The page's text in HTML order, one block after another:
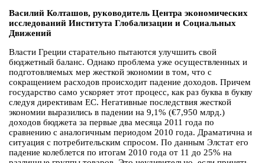
Василий Колташов, руководитель Центра экономических
исследований Института Глобализации и Социальных
Движений
Власти Греции старательно пытаются улучшить свой
бюджетный баланс. Однако проблема уже осуществленных и
подготовляемых мер жесткой экономии в том, что с
сокращением расходов происходит падение доходов. Причем
государство само ускоряет этот процесс, как раз буква в букву
следуя директивам ЕС. Негативные последствия жесткой
экономии выразились в падении на 9,1% (€7,950 млрд.)
доходов бюджета за первые два месяца 2011 года по
сравнению с аналогичным периодом 2010 года. Драматична и
ситуация с потребительским спросом. По данным Элстат его
падение колеблется по итогам 2010 года от 11 до 25% на